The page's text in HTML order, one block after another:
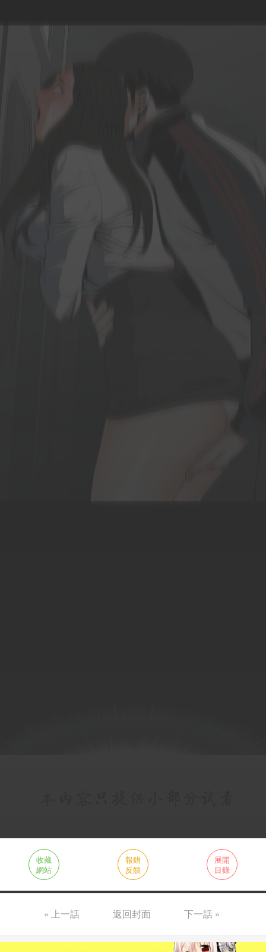
收藏
網站
報錯
反饋
展開
目錄
« 上一話 返回封面 下一話 »